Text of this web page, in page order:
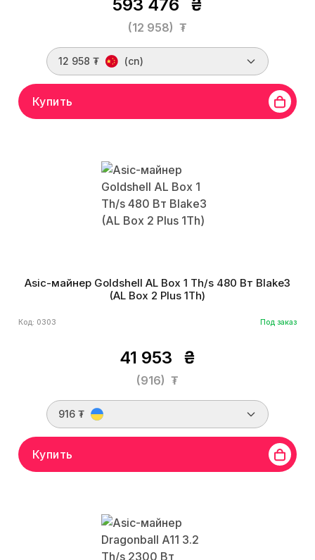
593 476 ₴
(12 958) ₮
12 958 ₮ (cn)
Купить
Asic-майнер Goldshell AL Box 1 Th/s 480 Вт Blake3
(AL Box 2 Plus 1Th)
Код: 0303 Под заказ
41 953 ₴
(916) ₮
916 ₮
Купить